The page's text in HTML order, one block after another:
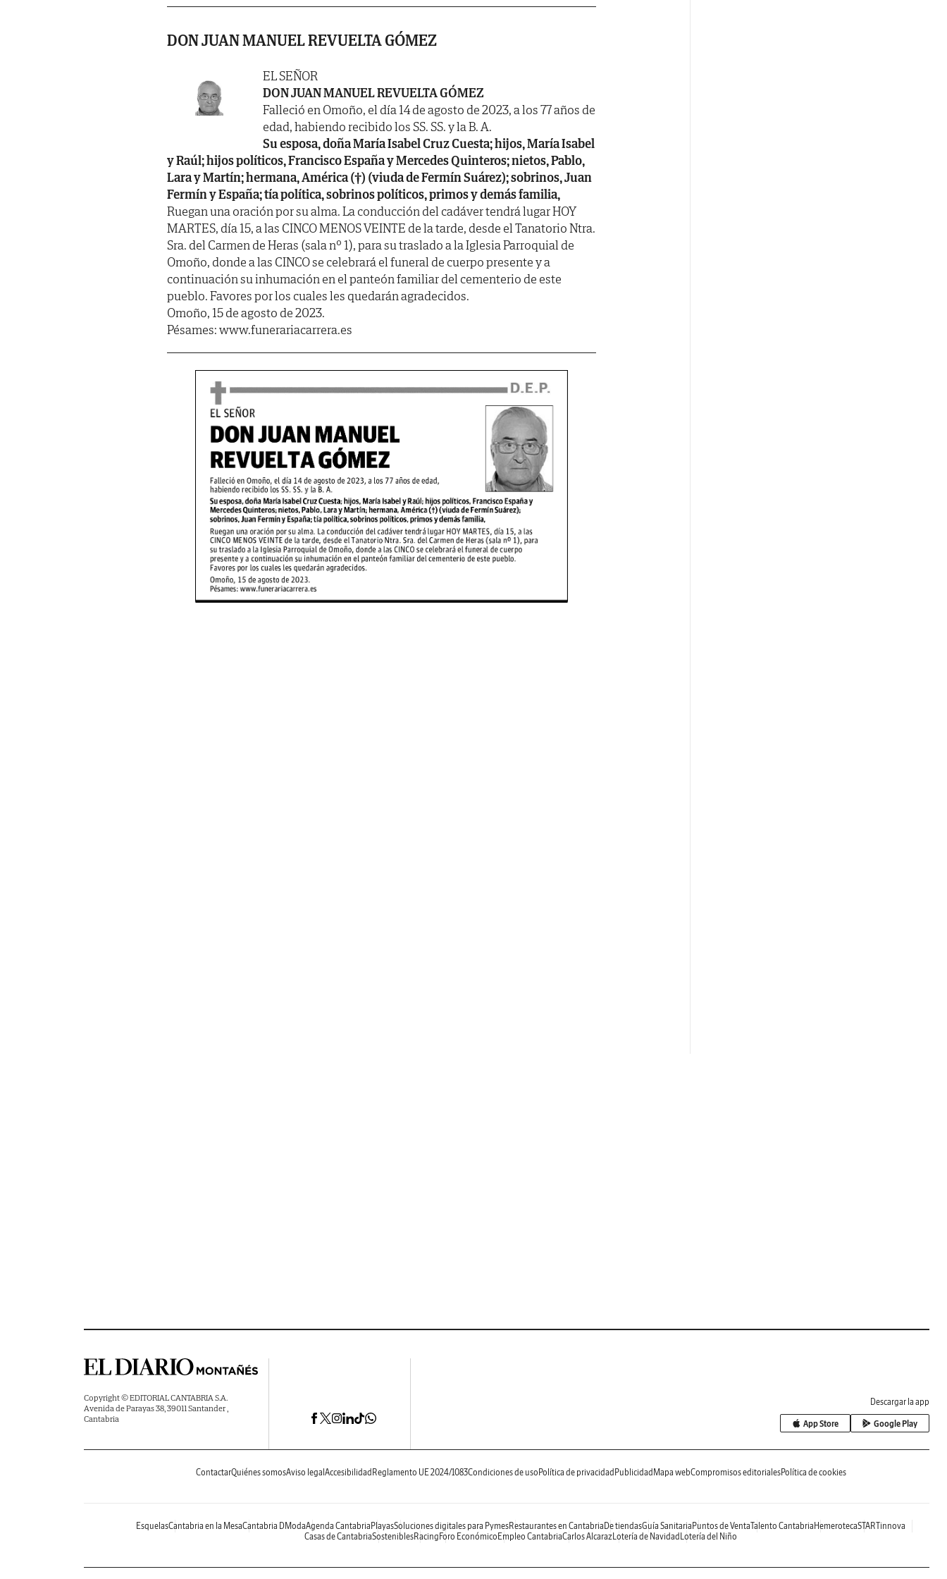
DON JUAN MANUEL REVUELTA GÓMEZ
EL SEÑOR
DON JUAN MANUEL REVUELTA GÓMEZ
Falleció en Omoño, el día 14 de agosto de 2023, a los 77 años de
edad, habiendo recibido los SS. SS. y la B. A.
Su esposa, doña María Isabel Cruz Cuesta; hijos, María Isabel
y Raúl; hijos políticos, Francisco España y Mercedes Quinteros; nietos, Pablo,
Lara y Martín; hermana, América (†) (viuda de Fermín Suárez); sobrinos, Juan
Fermín y España; tía política, sobrinos políticos, primos y demás familia,
Ruegan una oración por su alma. La conducción del cadáver tendrá lugar HOY
MARTES, día 15, a las CINCO MENOS VEINTE de la tarde, desde el Tanatorio Ntra.
Sra. del Carmen de Heras (sala nº 1), para su traslado a la Iglesia Parroquial de
Omoño, donde a las CINCO se celebrará el funeral de cuerpo presente y a
continuación su inhumación en el panteón familiar del cementerio de este
pueblo. Favores por los cuales les quedarán agradecidos.
Omoño, 15 de agosto de 2023.
Pésames: www.funerariacarrera.es
Copyright © EDITORIAL CANTABRIA S.A.
Avenida de Parayas 38, 39011 Santander ,
Cantabria
Descargar la app
App Store Google Play
ContactarQuiénes somosAviso legal Accesibilidad Reglamento UE 2024/1083Condiciones de uso Política de privacidad Publicidad Mapa webCompromisos editorialesPolítica de cookies
EsquelasCantabria en la MesaCantabria DModaAgenda Cantabria PlayasSoluciones digitales para PymesRestaurantes en Cantabria De tiendasGuía Sanitaria Puntos de VentaTalento Cantabria HemerotecaSTARTinnova
Casas de CantabriaSosteniblesRacing Foro Económico Empleo CantabriaCarlos AlcarazLotería de Navidad Lotería del Niño